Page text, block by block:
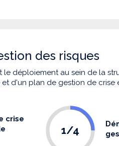
des risques
le déploiement au sein de la
d'un plan de gestion de crise
crise
1/4